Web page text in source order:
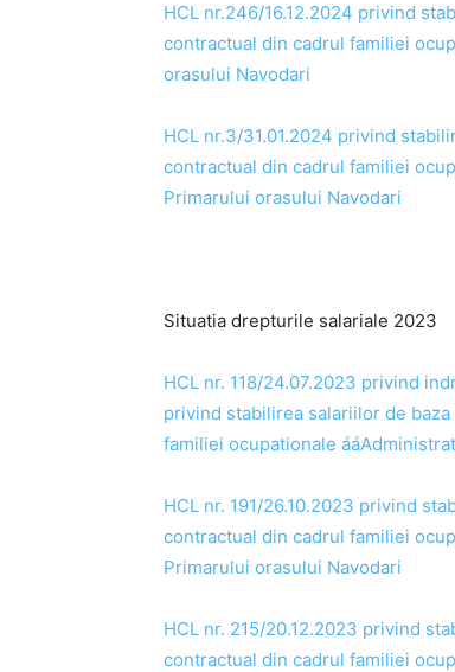
HCL nr.246/16.12.2024 privind
contractual din cadrul familiei
orasului Navodari
HCL nr.3/31.01.2024 privind
contractual din cadrul familiei
Primarului orasului Navodari
Situatia drepturile salariale 2023
HCL nr. 118/24.07.2023 privind
privind stabilirea salariilor de
familiei ocupationale
HCL nr. 191/26.10.2023 privind
contractual din cadrul familiei
Primarului orasului Navodari
HCL nr. 215/20.12.2023 privind
contractual din cadrul familiei